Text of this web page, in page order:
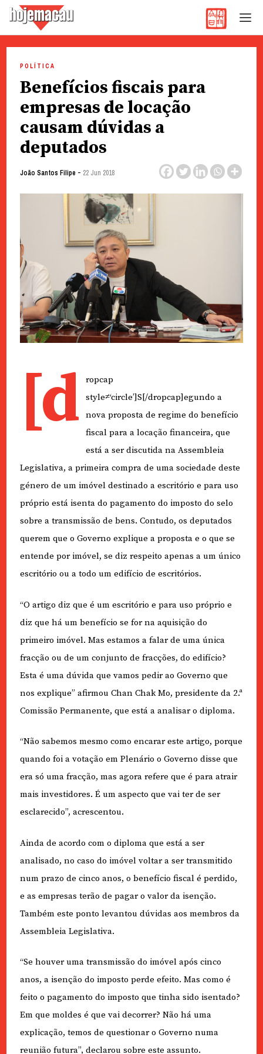
content
POLÍTICA
Benefícios fiscais para
empresas de locação
causam dúvidas a
deputados
João Santos Filipe - 22 Jun 2018
[d
ropcap
style≠‘circle’]S[/dropcap]egundo a
nova proposta de regime do benefício
fiscal para a locação financeira, que
está a ser discutida na Assembleia
Legislativa, a primeira compra de uma sociedade deste
género de um imóvel destinado a escritório e para uso
próprio está isenta do pagamento do imposto do selo
sobre a transmissão de bens. Contudo, os deputados
querem que o Governo explique a proposta e o que se
entende por imóvel, se diz respeito apenas a um único
escritório ou a todo um edifício de escritórios.
“O artigo diz que é um escritório e para uso próprio e
diz que há um benefício se for na aquisição do
primeiro imóvel. Mas estamos a falar de uma única
fracção ou de um conjunto de fracções, do edifício?
Esta é uma dúvida que vamos pedir ao Governo que
nos explique” afirmou Chan Chak Mo, presidente da 2.ª
Comissão Permanente, que está a analisar o diploma.
“Não sabemos mesmo como encarar este artigo, porque
quando foi a votação em Plenário o Governo disse que
era só uma fracção, mas agora refere que é para atrair
mais investidores. É um aspecto que vai ter de ser
esclarecido”, acrescentou.
Ainda de acordo com o diploma que está a ser
analisado, no caso do imóvel voltar a ser transmitido
num prazo de cinco anos, o benefício fiscal é perdido,
e as empresas terão de pagar o valor da isenção.
Também este ponto levantou dúvidas aos membros da
Assembleia Legislativa.
“Se houver uma transmissão do imóvel após cinco
anos, a isenção do imposto perde efeito. Mas como é
feito o pagamento do imposto que tinha sido isentado?
Em que moldes é que vai decorrer? Não há uma
explicação, temos de questionar o Governo numa
reunião futura”, declarou sobre este assunto.